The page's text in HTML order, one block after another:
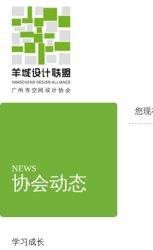
NEWS
协会动态
学习成长
您现